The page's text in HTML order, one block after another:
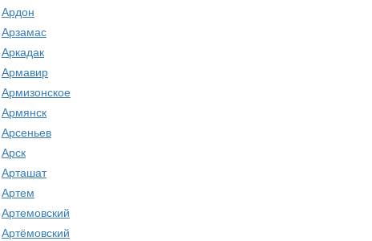
Ардон
Арзамас
Аркадак
Армавир
Армизонское
Армянск
Арсеньев
Арск
Арташат
Артем
Артемовский
Артёмовский